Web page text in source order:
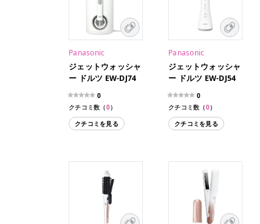
Panasonic
ジェットウォッシャ
ー ドルツ EW-DJ74
0
クチコミ数（0）
クチコミを見る
Panasonic
ジェットウォッシャ
ー ドルツ EW-DJ54
0
クチコミ数（0）
クチコミを見る